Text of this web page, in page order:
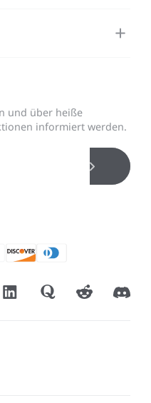
und über heiße
informiert werden.